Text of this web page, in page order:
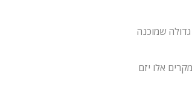
שמוכנה
אלו יזם